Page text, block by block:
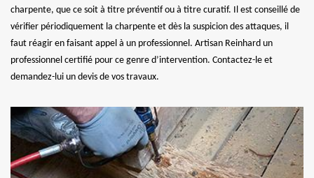
charpente, que ce soit à titre préventif ou à titre curatif. Il est conseillé de
vérifier périodiquement la charpente et dès la suspicion des attaques, il
faut réagir en faisant appel à un professionnel. Artisan Reinhard un
professionnel certifié pour ce genre d’intervention. Contactez-le et
demandez-lui un devis de vos travaux.